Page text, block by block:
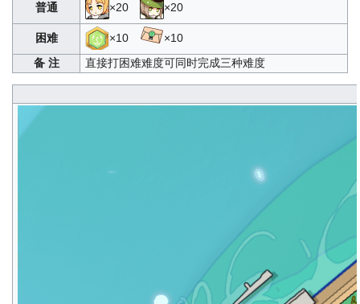
普通 ×20 ×20
困难 ×10
×10
备 注
直接打困难难度可同时完成三种难度